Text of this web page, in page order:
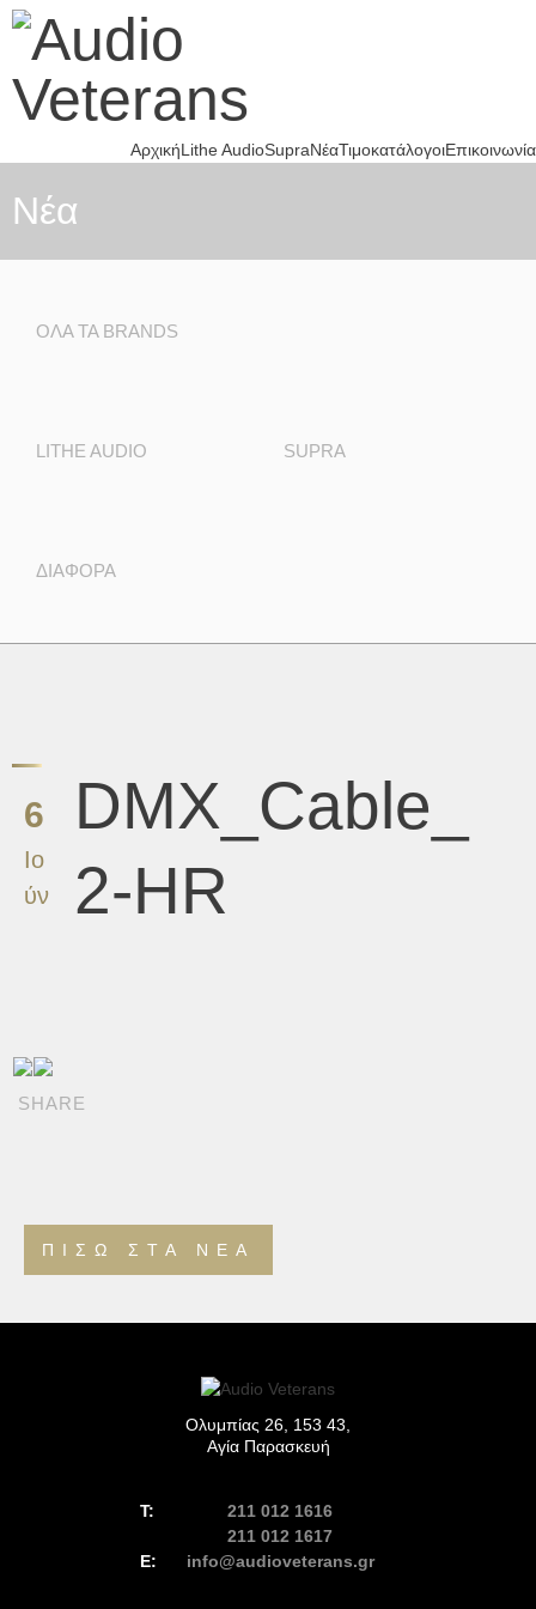
ΑρχικήLithe AudioSupraΝέαΤιμοκατάλογοιΕπικοινωνία
Nέα
ΌΛΑ ΤΑ BRANDS
LITHE AUDIO SUPRA
ΔΙΆΦΟΡΑ
6
Ιο
ύν
DMX_Cable_
2-HR
SHARE
ΠΊΣΩ ΣΤΑ ΝΈΑ
Ολυμπίας 26, 153 43,
Αγία Παρασκευή
211 012 1616
211 012 1617
info@audioveterans.gr